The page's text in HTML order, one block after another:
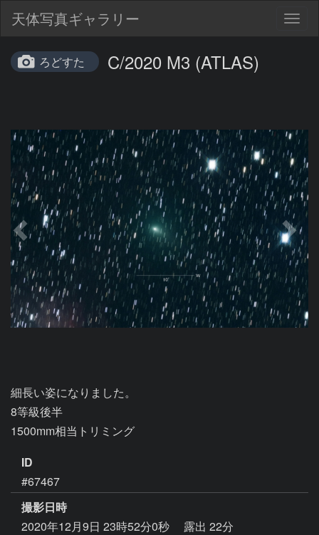
天体写真ギャラリー
ろどすた C/2020 M3 (ATLAS)
細長い姿になりました。
8等級後半
1500mm相当トリミング
ID
#67467
撮影日時
2020年12月9日 23時52分0秒
露出 22分